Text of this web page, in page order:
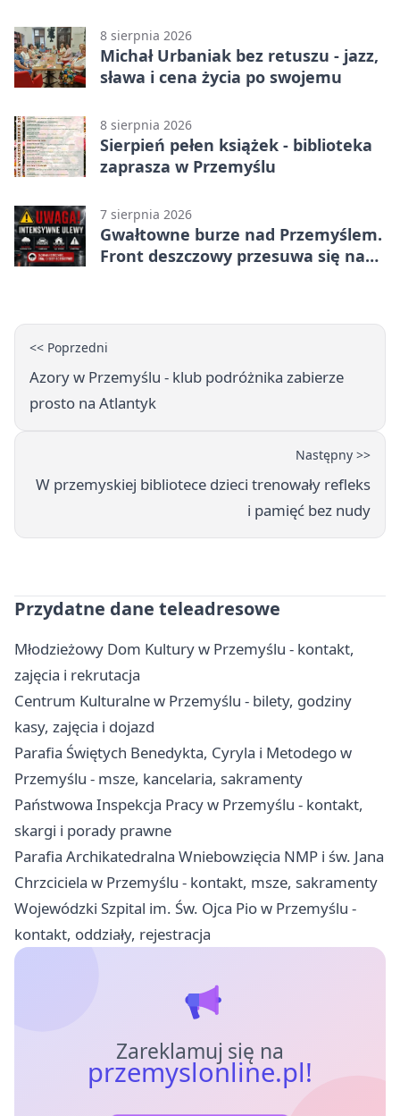
8 sierpnia 2026
Michał Urbaniak bez retuszu - jazz,
sława i cena życia po swojemu
8 sierpnia 2026
Sierpień pełen książek - biblioteka
zaprasza w Przemyślu
7 sierpnia 2026
Gwałtowne burze nad Przemyślem.
Front deszczowy przesuwa się na
<< Poprzedni
Azory w Przemyślu - klub podróżnika zabierze
prosto na Atlantyk
Następny >>
W przemyskiej bibliotece dzieci trenowały refleks
i pamięć bez nudy
Przydatne dane teleadresowe
Młodzieżowy Dom Kultury w Przemyślu - kontakt,
zajęcia i rekrutacja
Centrum Kulturalne w Przemyślu - bilety, godziny
kasy, zajęcia i dojazd
Parafia Świętych Benedykta, Cyryla i Metodego w
Przemyślu - msze, kancelaria, sakramenty
Państwowa Inspekcja Pracy w Przemyślu - kontakt,
skargi i porady prawne
Parafia Archikatedralna Wniebowzięcia NMP i św. Jana
Chrzciciela w Przemyślu - kontakt, msze, sakramenty
Wojewódzki Szpital im. Św. Ojca Pio w Przemyślu -
kontakt, oddziały, rejestracja
Zareklamuj się na
przemyslonline.pl!